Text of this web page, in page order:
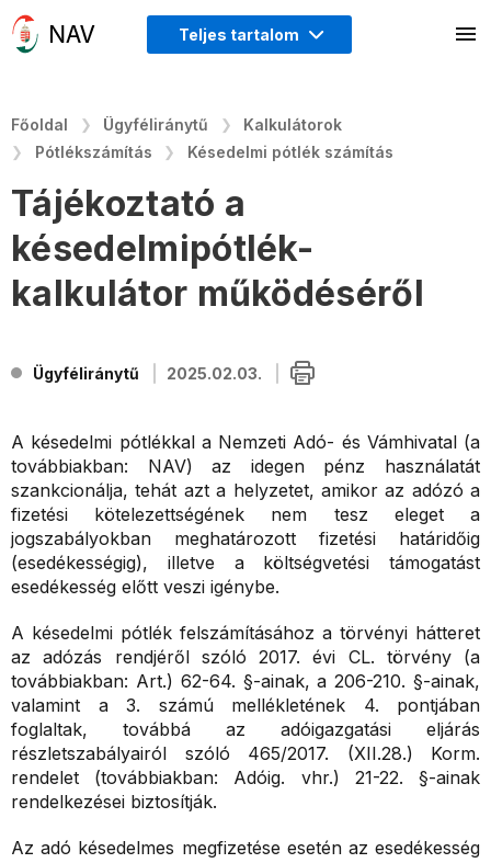
Teljes tartalom
Főoldal Ügyféliránytű
Kalkulátorok
Pótlékszámítás
Késedelmi pótlék számítás
Tájékoztató a
késedelmipótlék-
kalkulátor működéséről
Ügyféliránytű 2025.02.03.
A késedelmi pótlékkal a Nemzeti Adó- és Vámhivatal (a
továbbiakban: NAV) az idegen pénz használatát
szankcionálja, tehát azt a helyzetet, amikor az adózó a
fizetési kötelezettségének nem tesz eleget a
jogszabályokban meghatározott fizetési határidőig
(esedékességig), illetve a költségvetési támogatást
esedékesség előtt veszi igénybe.
A késedelmi pótlék felszámításához a törvényi hátteret
az adózás rendjéről szóló 2017. évi CL. törvény (a
továbbiakban: Art.) 62-64. §-ainak, a 206-210. §-ainak,
valamint a 3. számú mellékletének 4. pontjában
foglaltak, továbbá az adóigazgatási eljárás
részletszabályairól szóló 465/2017. (XII.28.) Korm.
rendelet (továbbiakban: Adóig. vhr.) 21-22. §-ainak
rendelkezései biztosítják.
Az adó késedelmes megfizetése esetén az esedékesség